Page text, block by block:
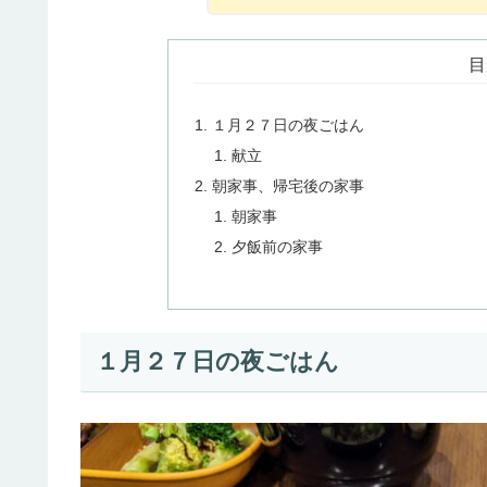
１月２７日の夜ごはん
献立
朝家事、帰宅後の家事
朝家事
夕飯前の家事
１月２７日の夜ごはん